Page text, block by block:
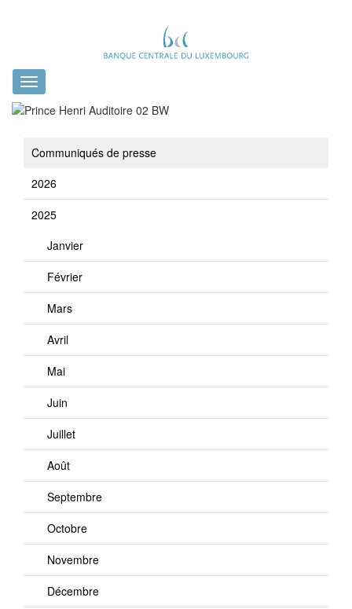
Toggle
navigation
Communiqués de presse
2026
2025
Janvier
Février
Mars
Avril
Mai
Juin
Juillet
Août
Septembre
Octobre
Novembre
Décembre